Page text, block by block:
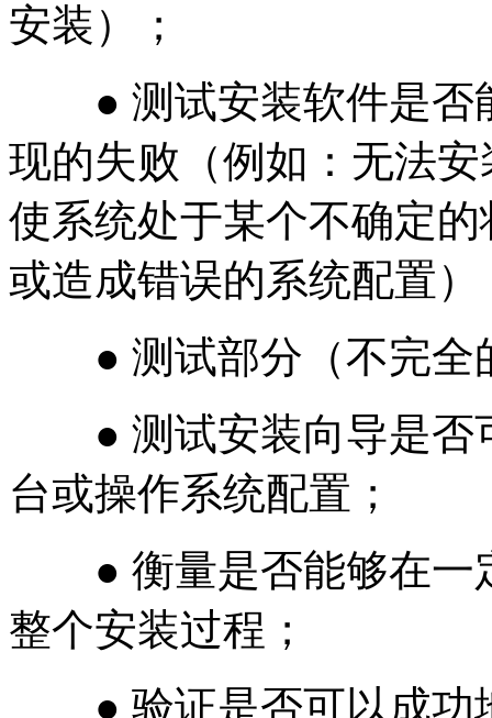
安装）；
● 测试安装软件是否
现的失败（例如：无法
使系统处于某个不确定
或造成错误的系统配置）
● 测试部分（不完全
● 测试安装向导是否
台或操作系统配置；
● 衡量是否能够在一
整个安装过程；
● 验证是否可以成功